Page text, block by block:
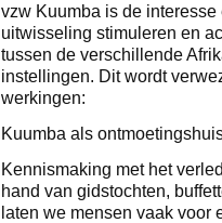
vzw Kuumba is de
uitwisseling stimuleren en
tussen de verschillende
instellingen. Dit wordt
werkingen:
Kuumba als
Kennismaking met het
hand van gidstochten,
laten we mensen vaak voor